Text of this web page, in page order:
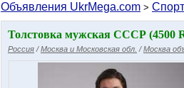
Объявления UkrMega.com > Спорт
Толстовка мужская СССР (4500
Россия /Москва и Московская обл. /Москва